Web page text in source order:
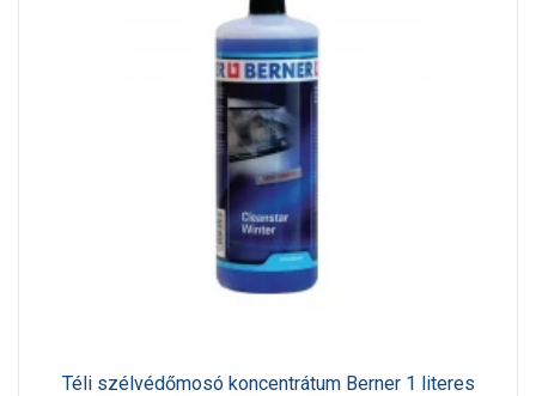
Téli szélvédőmosó koncentrátum Berner 1 literes